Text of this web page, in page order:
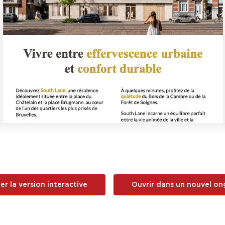
la version interactive Ouvrir dans un nouvel